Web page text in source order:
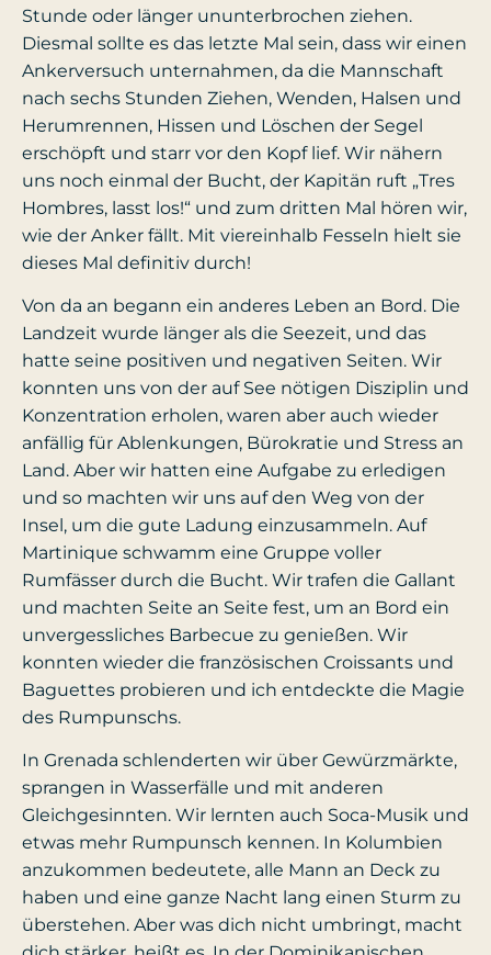
Stunde oder länger ununterbrochen ziehen.
Diesmal sollte es das letzte Mal sein, dass wir einen
Ankerversuch unternahmen, da die Mannschaft
nach sechs Stunden Ziehen, Wenden, Halsen und
Herumrennen, Hissen und Löschen der Segel
erschöpft und starr vor den Kopf lief. Wir nähern
uns noch einmal der Bucht, der Kapitän ruft „Tres
Hombres, lasst los!“ und zum dritten Mal hören wir,
wie der Anker fällt. Mit viereinhalb Fesseln hielt sie
dieses Mal definitiv durch!
Von da an begann ein anderes Leben an Bord. Die
Landzeit wurde länger als die Seezeit, und das
hatte seine positiven und negativen Seiten. Wir
konnten uns von der auf See nötigen Disziplin und
Konzentration erholen, waren aber auch wieder
anfällig für Ablenkungen, Bürokratie und Stress an
Land. Aber wir hatten eine Aufgabe zu erledigen
und so machten wir uns auf den Weg von der
Insel, um die gute Ladung einzusammeln. Auf
Martinique schwamm eine Gruppe voller
Rumfässer durch die Bucht. Wir trafen die Gallant
und machten Seite an Seite fest, um an Bord ein
unvergessliches Barbecue zu genießen. Wir
konnten wieder die französischen Croissants und
Baguettes probieren und ich entdeckte die Magie
des Rumpunschs.
In Grenada schlenderten wir über Gewürzmärkte,
sprangen in Wasserfälle und mit anderen
Gleichgesinnten. Wir lernten auch Soca-Musik und
etwas mehr Rumpunsch kennen. In Kolumbien
anzukommen bedeutete, alle Mann an Deck zu
haben und eine ganze Nacht lang einen Sturm zu
überstehen. Aber was dich nicht umbringt, macht